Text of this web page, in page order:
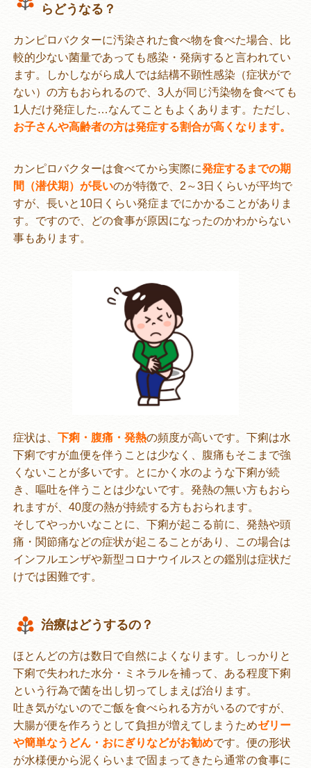
らどうなる？
カンピロバクターに汚染された食べ物を食べた場合、比
較的少ない菌量であっても感染・発病すると言われてい
ます。しかしながら成人では結構不顕性感染（症状がで
ない）の方もおられるので、3人が同じ汚染物を食べても
1人だけ発症した…なんてこともよくあります。ただし、
お子さんや高齢者の方は発症する割合が高くなります。
カンピロバクターは食べてから実際に発症するまでの期
間（潜伏期）が長いのが特徴で、2～3日くらいが平均で
すが、長いと10日くらい発症までにかかることがありま
す。ですので、どの食事が原因になったのかわからない
事もあります。
症状は、 下痢・腹痛・発熱の頻度が高いです。下痢は水
下痢ですが血便を伴うことは少なく、腹痛もそこまで強
くないことが多いです。とにかく水のような下痢が続
き、嘔吐を伴うことは少ないです。発熱の無い方もおら
れますが、40度の熱が持続する方もおられます。
そしてやっかいなことに、下痢が起こる前に、発熱や頭
痛・関節痛などの症状が起こることがあり、この場合は
インフルエンザや新型コロナウイルスとの鑑別は症状だ
けでは困難です。
治療はどうするの？
ほとんどの方は数日で自然によくなります。しっかりと
下痢で失われた水分・ミネラルを補って、ある程度下痢
という行為で菌を出し切ってしまえば治ります。
吐き気がないのでご飯を食べられる方がいるのですが、
大腸が便を作ろうとして負担が増えてしまうためゼリー
や簡単なうどん・おにぎりなどがお勧めです。便の形状
が水様便から泥くらいまで固まってきたら通常の食事に